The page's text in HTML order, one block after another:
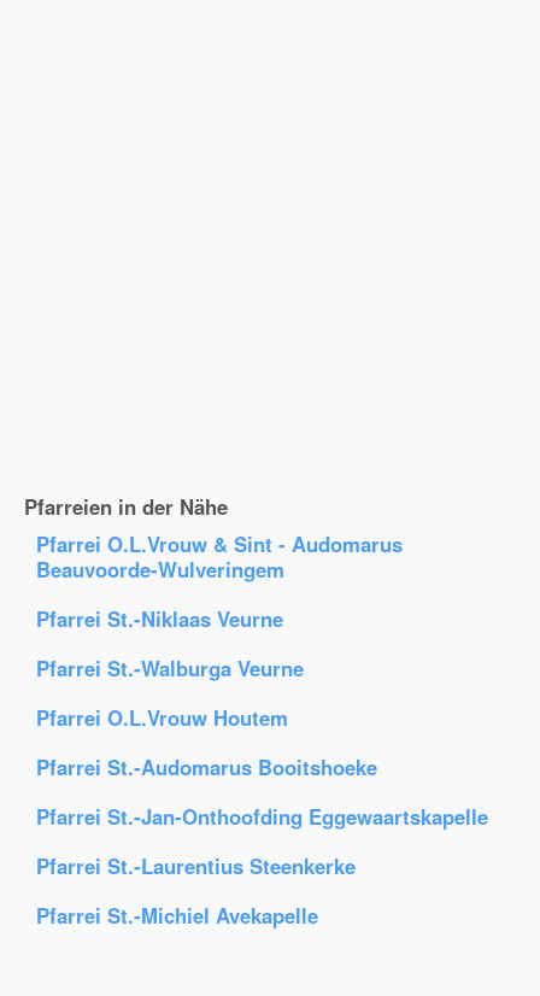
Pfarreien in der Nähe
Pfarrei O.L.Vrouw & Sint - Audomarus
Beauvoorde-Wulveringem
Pfarrei St.-Niklaas Veurne
Pfarrei St.-Walburga Veurne
Pfarrei O.L.Vrouw Houtem
Pfarrei St.-Audomarus Booitshoeke
Pfarrei St.-Jan-Onthoofding Eggewaartskapelle
Pfarrei St.-Laurentius Steenkerke
Pfarrei St.-Michiel Avekapelle